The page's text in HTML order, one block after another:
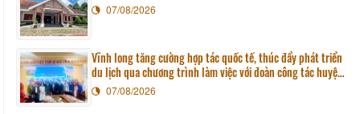
07/08/2026
Vĩnh long tăng cường hợp tác quốc tế, thúc đẩy phát triển
du lịch qua chương trình làm việc với đoàn công tác huyện
Sunchang (Hàn quốc)
07/08/2026